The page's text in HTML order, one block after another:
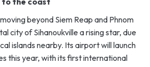
beyond Siem Reap and Phnom
city of Sihanoukville a rising star, due
islands nearby. Its airport will launch
this year, with its first international